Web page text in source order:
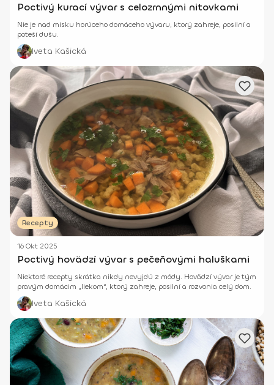
Poctivý kurací vývar s celozrnnými nitovkami
Nie je nad misku horúceho domáceho vývaru, ktorý zahreje, posilní a
poteší dušu.
Iveta Kašická
Recepty
16 Okt 2025
Poctivý hovädzí vývar s pečeňovými haluškami
Niektoré recepty skrátka nikdy nevyjdú z módy. Hovädzí vývar je tým
pravým domácim „liekom“, ktorý zahreje, posilní a rozvonia celý dom.
Iveta Kašická